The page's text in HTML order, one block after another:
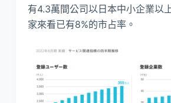
有4.3萬間公司以日本中小企業以
家來看已有8%的市占率。